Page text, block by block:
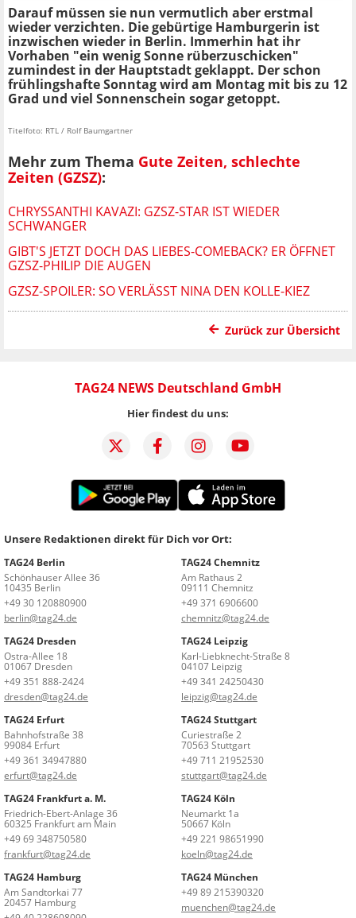
Darauf müssen sie nun vermutlich aber erstmal
wieder verzichten. Die gebürtige Hamburgerin ist
inzwischen wieder in Berlin. Immerhin hat ihr
Vorhaben "ein wenig Sonne rüberzuschicken"
zumindest in der Hauptstadt geklappt. Der schon
frühlingshafte Sonntag wird am Montag mit bis zu 12
Grad und viel Sonnenschein sogar getoppt.
Titelfoto: RTL / Rolf Baumgartner
Mehr zum Thema Gute Zeiten, schlechte
Zeiten (GZSZ):
CHRYSSANTHI KAVAZI: GZSZ-STAR IST WIEDER
SCHWANGER
GIBT'S JETZT DOCH DAS LIEBES-COMEBACK? ER ÖFFNET
GZSZ-PHILIP DIE AUGEN
GZSZ-SPOILER: SO VERLÄSST NINA DEN KOLLE-KIEZ
Zurück zur Übersicht
TAG24 NEWS Deutschland GmbH
Hier findest du uns:
Unsere Redaktionen direkt für Dich vor Ort:
TAG24 Berlin
Schönhauser Allee 36
10435 Berlin
+49 30 120880900
berlin@tag24.de
TAG24 Chemnitz
Am Rathaus 2
09111 Chemnitz
+49 371 6906600
chemnitz@tag24.de
TAG24 Dresden
Ostra-Allee 18
01067 Dresden
+49 351 888-2424
dresden@tag24.de
TAG24 Leipzig
Karl-Liebknecht-Straße 8
04107 Leipzig
+49 341 24250430
leipzig@tag24.de
TAG24 Erfurt
Bahnhofstraße 38
99084 Erfurt
+49 361 34947880
erfurt@tag24.de
TAG24 Stuttgart
Curiestraße 2
70563 Stuttgart
+49 711 21952530
stuttgart@tag24.de
TAG24 Frankfurt a. M.
Friedrich-Ebert-Anlage 36
60325 Frankfurt am Main
+49 69 348750580
frankfurt@tag24.de
TAG24 Köln
Neumarkt 1a
50667 Köln
+49 221 98651990
koeln@tag24.de
TAG24 Hamburg
Am Sandtorkai 77
20457 Hamburg
TAG24 München
+49 89 215390320
muenchen@tag24.de